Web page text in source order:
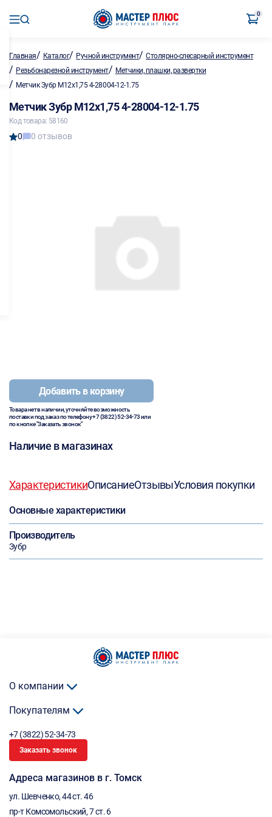
0
Главная/ Каталог/ Ручной инструмент/Столярно-слесарный инструмент
/ Резьбонарезной инструмент/ Метчики, плашки, развертки
/ Метчик Зубр М12х1,75 4-28004-12-1.75
Метчик Зубр М12х1,75 4-28004-12-1.75
Код товара: 58160
0 0 отзывов
Добавить в корзину
Товара нет в наличии, уточняйте возможность
поставки под заказ по телефону+7 (3822) 52-34-73или
по кнопке "Заказать звонок"
Наличие в магазинах
ХарактеристикиОписаниеОтзывыУсловия покупки
Основные характеристики
Производитель
Зубр
О компании
Покупателям
+7 (3822) 52-34-73
Заказать звонок
Адреса магазинов в г. Томск
ул. Шевченко, 44 ст. 46
пр-т Комсомольский, 7 ст. 6